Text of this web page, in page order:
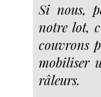
Si nous,
notre lot,
couvrons
mobiliser
râleurs.